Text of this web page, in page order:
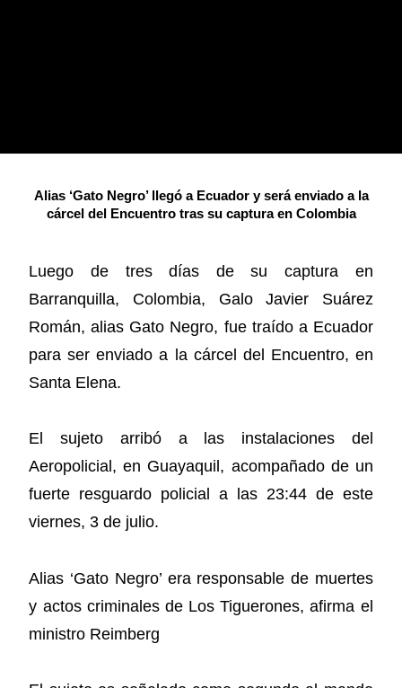
Alias ‘Gato Negro’ llegó a Ecuador y será enviado a la
cárcel del Encuentro tras su captura en Colombia
Luego de tres días de su captura en
Barranquilla, Colombia, Galo Javier Suárez
Román, alias Gato Negro, fue traído a Ecuador
para ser enviado a la cárcel del Encuentro, en
Santa Elena.
El sujeto arribó a las instalaciones del
Aeropolicial, en Guayaquil, acompañado de un
fuerte resguardo policial a las 23:44 de este
viernes, 3 de julio.
Alias ‘Gato Negro’ era responsable de muertes
y actos criminales de Los Tiguerones, afirma el
ministro Reimberg